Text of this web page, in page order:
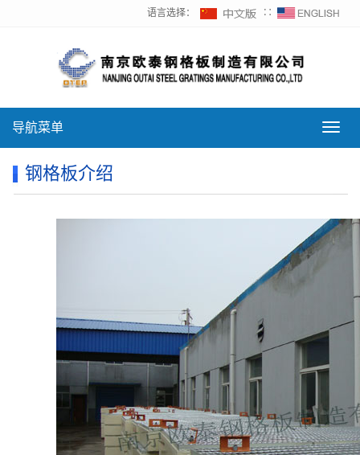
语言选择： ∷
导
导航菜单
钢格板介绍